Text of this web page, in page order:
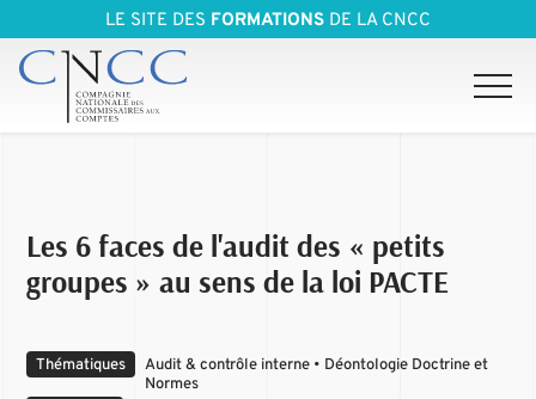
LE SITE DES FORMATIONS DE LA CNCC
Les 6 faces de l'audit des « petits
groupes » au sens de la loi PACTE
Thématiques
Audit & contrôle interne • Déontologie Doctrine et
Normes